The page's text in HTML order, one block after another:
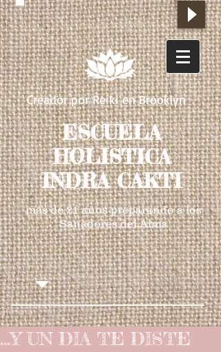
Creador por Reiki en Brooklyn
ESCUELA
HOLISTICA
INDRA CAKTI
más de 21 años preparando a los
Sanadores del Alma
...Y UN DIA TE DISTE